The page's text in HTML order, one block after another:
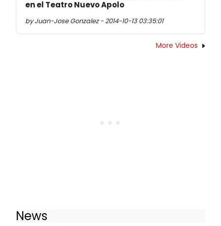
en el Teatro Nuevo Apolo
by Juan-Jose Gonzalez - 2014-10-13 03:35:01
More Videos
News